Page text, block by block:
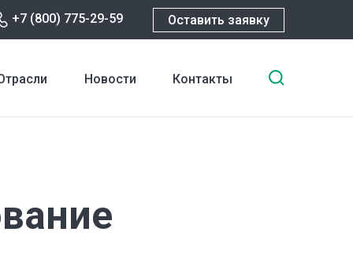
+7 (800) 775-29-59 Оставить заявку
Новости Контакты